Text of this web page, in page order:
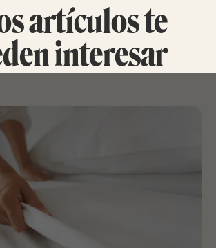
artículos te
interesar